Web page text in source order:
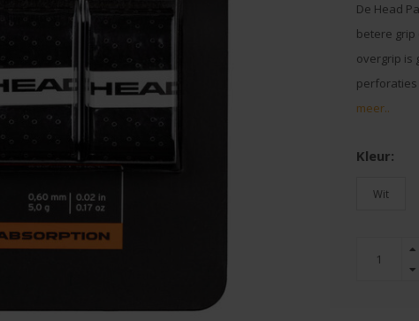
De Head
betere grip
overgrip is
meer..
Kleur:
Wit